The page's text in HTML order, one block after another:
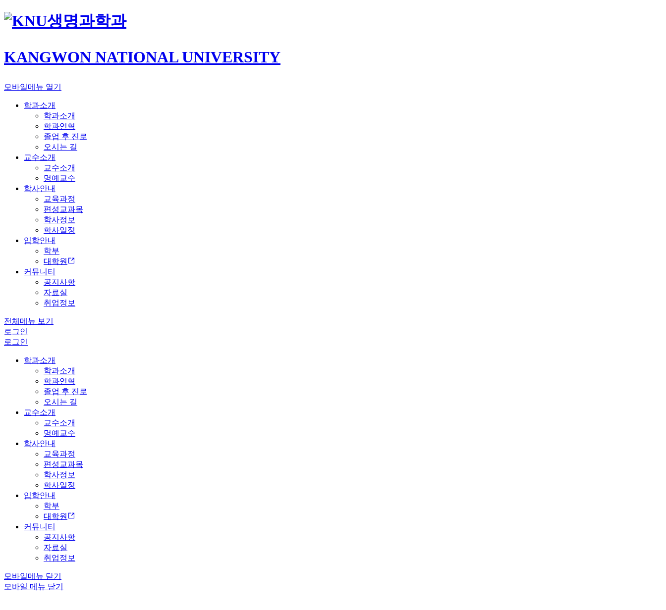
생명과학과
KANGWON NATIONAL UNIVERSITY
모바일메뉴 열기
학과소개
학과소개
학과연혁
졸업 후 진로
오시는 길
교수소개
교수소개
명예교수
학사안내
교육과정
편성교과목
학사정보
학사일정
입학안내
학부
대학원
커뮤니티
공지사항
자료실
취업정보
전체메뉴 보기
로그인
로그인
학과소개
학과소개
학과연혁
졸업 후 진로
오시는 길
교수소개
교수소개
명예교수
학사안내
교육과정
편성교과목
학사정보
학사일정
입학안내
학부
대학원
커뮤니티
공지사항
자료실
취업정보
모바일메뉴 닫기
모바일 메뉴 닫기